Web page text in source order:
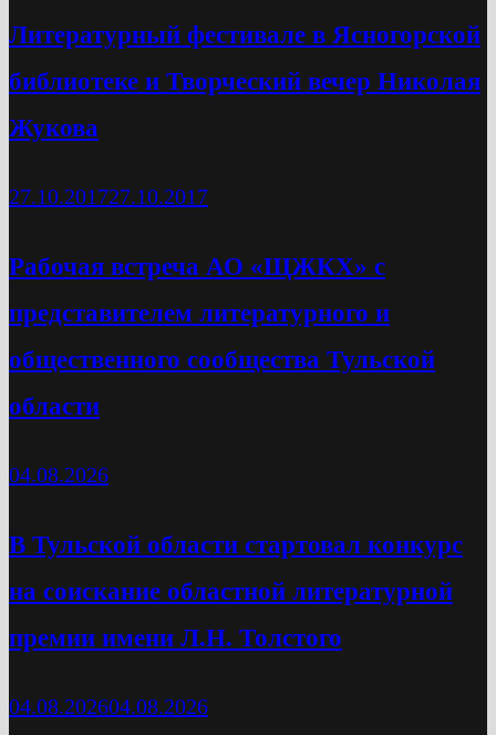
Литературный фестивале в Ясногорской
библиотеке и Творческий вечер Николая
Жукова
27.10.201727.10.2017
Рабочая встреча АО «ЩЖКХ» с
представителем литературного и
общественного сообщества Тульской
области
04.08.2026
В Тульской области стартовал конкурс
на соискание областной литературной
премии имени Л.Н. Толстого
04.08.202604.08.2026